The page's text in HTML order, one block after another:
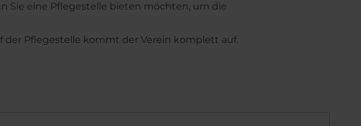
Sie eine Pflegestelle bieten möchten, um die
der Pflegestelle kommt der Verein komplett auf.